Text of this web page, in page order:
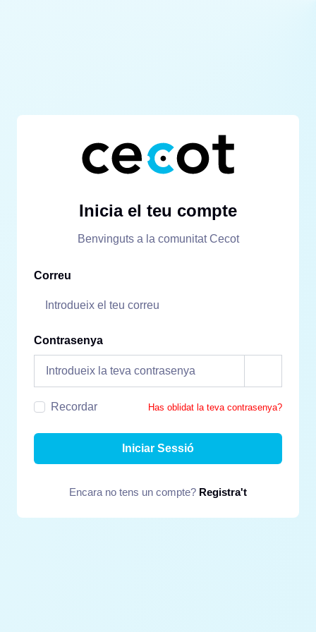
Inicia el teu compte
Benvinguts a la comunitat Cecot
Correu
Contrasenya
Recordar Has oblidat la teva contrasenya?
Iniciar Sessió
Encara no tens un compte? Registra't